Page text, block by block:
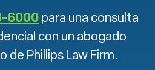
6000 para una consulta
con un abogado
de Phillips Law Firm.